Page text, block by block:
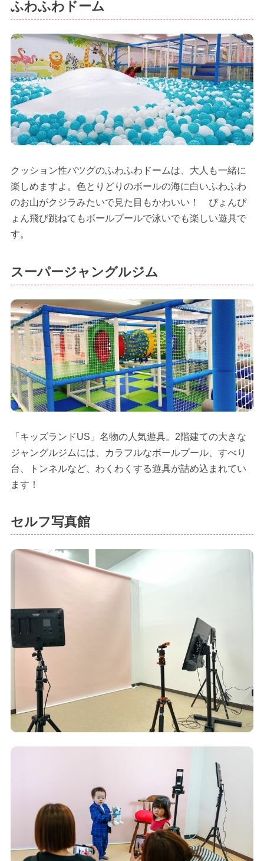
ふわふわドーム
クッション性バツグのふわふわドームは、大人も一緒に
楽しめますよ。色とりどりのボールの海に白いふわふわ
のお山がクジラみたいで見た目もかわいい！ ぴょんぴ
ょん飛び跳ねてもボールプールで泳いでも楽しい遊具で
す。
スーパージャングルジム
「キッズランドUS」名物の人気遊具。2階建ての大きな
ジャングルジムには、カラフルなボールプール、すべり
台、トンネルなど、わくわくする遊具が詰め込まれてい
ます！
セルフ写真館